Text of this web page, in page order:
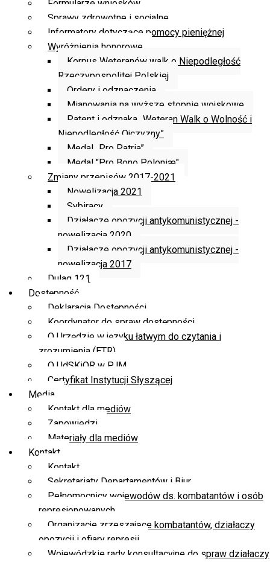
Formularze wniosków
Sprawy zdrowotne i socjalne
Informatory dotyczące pomocy pieniężnej
Wyróżnienia honorowe
Korpus Weteranów walk o Niepodległość
Rzeczypospolitej Polskiej
Ordery i odznaczenia
Mianowania na wyższe stopnie wojskowe
Patent i odznaka „Weteran Walk o Wolność i
Niepodległość Ojczyzny”
Medal „Pro Patria”
Medal "Pro Bono Poloniæ"
Zmiany przepisów 2017-2021
Nowelizacja 2021
Sybiracy
Działacze opozycji antykomunistycznej -
nowelizacja 2020
Działacze opozycji antykomunistycznej -
nowelizacja 2017
Dulag 121
Dostępność
Deklaracja Dostępności
Koordynator do spraw dostępności
O Urzędzie w języku łatwym do czytania i
zrozumienia (ETR)
O UdSKiOR w PJM
Certyfikat Instytucji Słyszącej
Media
Kontakt dla mediów
Zapowiedzi
Materiały dla mediów
Kontakt
Kontakt
Sekretariaty Departamentów i Biur
Pełnomocnicy wojewodów ds. kombatantów i osób
represjonowanych
Organizacje zrzeszające kombatantów, działaczy
opozycji i ofiary represji
Wojewódzkie rady konsultacyjne do spraw działaczy